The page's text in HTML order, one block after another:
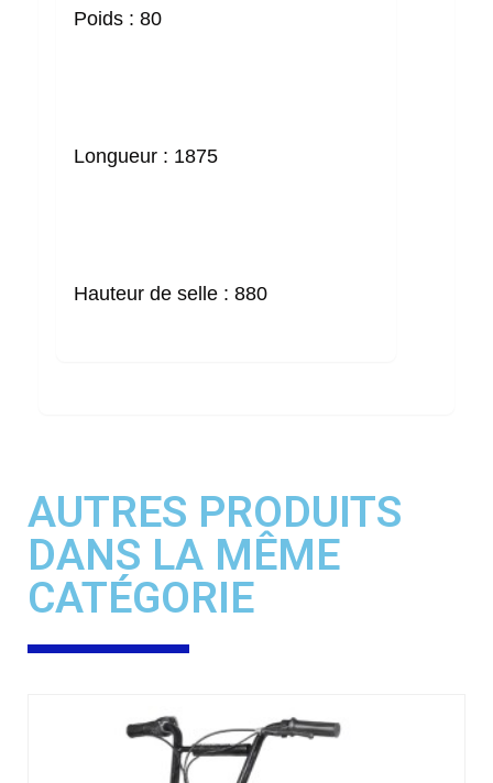
Poids : 80
Longueur : 1875
Hauteur de selle : 880
AUTRES PRODUITS
DANS LA MÊME
CATÉGORIE